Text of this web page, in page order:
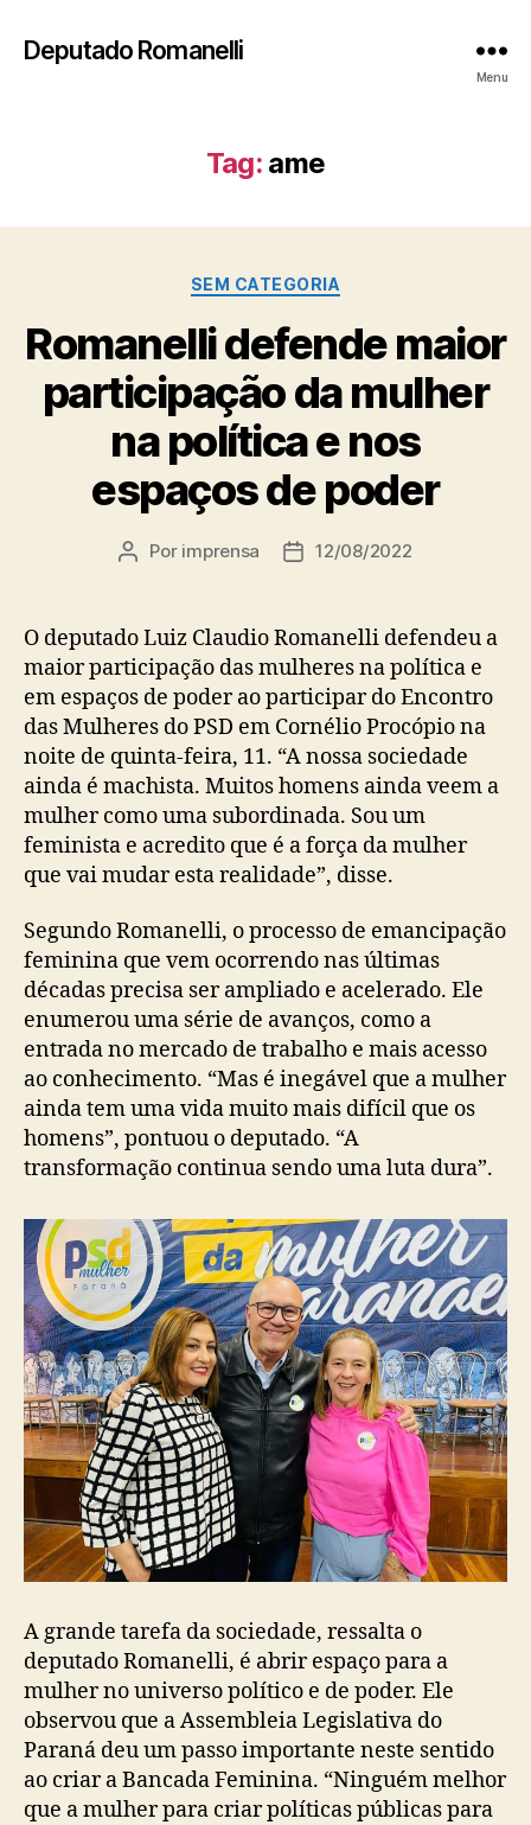
Deputado Romanelli
Menu
Tag: ame
Categorias
SEM CATEGORIA
Romanelli defende maior
participação da mulher
na política e nos
espaços de poder
Autor
Por imprensa
Data12/08/2022
O deputado Luiz Claudio Romanelli defendeu a
maior participação das mulheres na política e
em espaços de poder ao participar do Encontro
das Mulheres do PSD em Cornélio Procópio na
noite de quinta-feira, 11. “A nossa sociedade
ainda é machista. Muitos homens ainda veem a
mulher como uma subordinada. Sou um
feminista e acredito que é a força da mulher
que vai mudar esta realidade”, disse.
Segundo Romanelli, o processo de emancipação
feminina que vem ocorrendo nas últimas
décadas precisa ser ampliado e acelerado. Ele
enumerou uma série de avanços, como a
entrada no mercado de trabalho e mais acesso
ao conhecimento. “Mas é inegável que a mulher
ainda tem uma vida muito mais difícil que os
homens”, pontuou o deputado. “A
transformação continua sendo uma luta dura”.
A grande tarefa da sociedade, ressalta o
deputado Romanelli, é abrir espaço para a
mulher no universo político e de poder. Ele
observou que a Assembleia Legislativa do
Paraná deu um passo importante neste sentido
ao criar a Bancada Feminina. “Ninguém melhor
que a mulher para criar políticas públicas para